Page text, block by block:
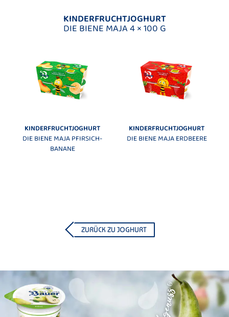
KINDERFRUCHTJOGHURT
DIE BIENE MAJA 4 × 100 G
KINDERFRUCHTJOGHURT
DIE BIENE MAJA PFIRSICH-
BANANE
KINDERFRUCHTJOGHURT
DIE BIENE MAJA ERDBEERE
ZURÜCK ZU JOGHURT